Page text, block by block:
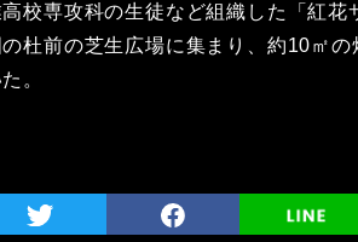
校専攻科の生徒など組織した「紅花
杜前の芝生広場に集まり、約10㎡の
。